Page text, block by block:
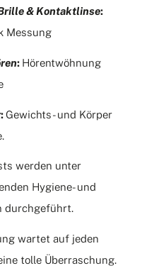
& Kontaktlinse:
Messung
: Hörentwöhnung
:Gewichts- und Körper
werden unter
Hygiene- und
durchgeführt.
wartet auf jeden
tolle Überraschung.